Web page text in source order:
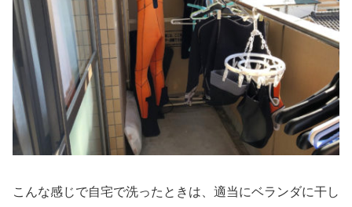
こんな感じで自宅で洗ったときは、適当にベランダに干し